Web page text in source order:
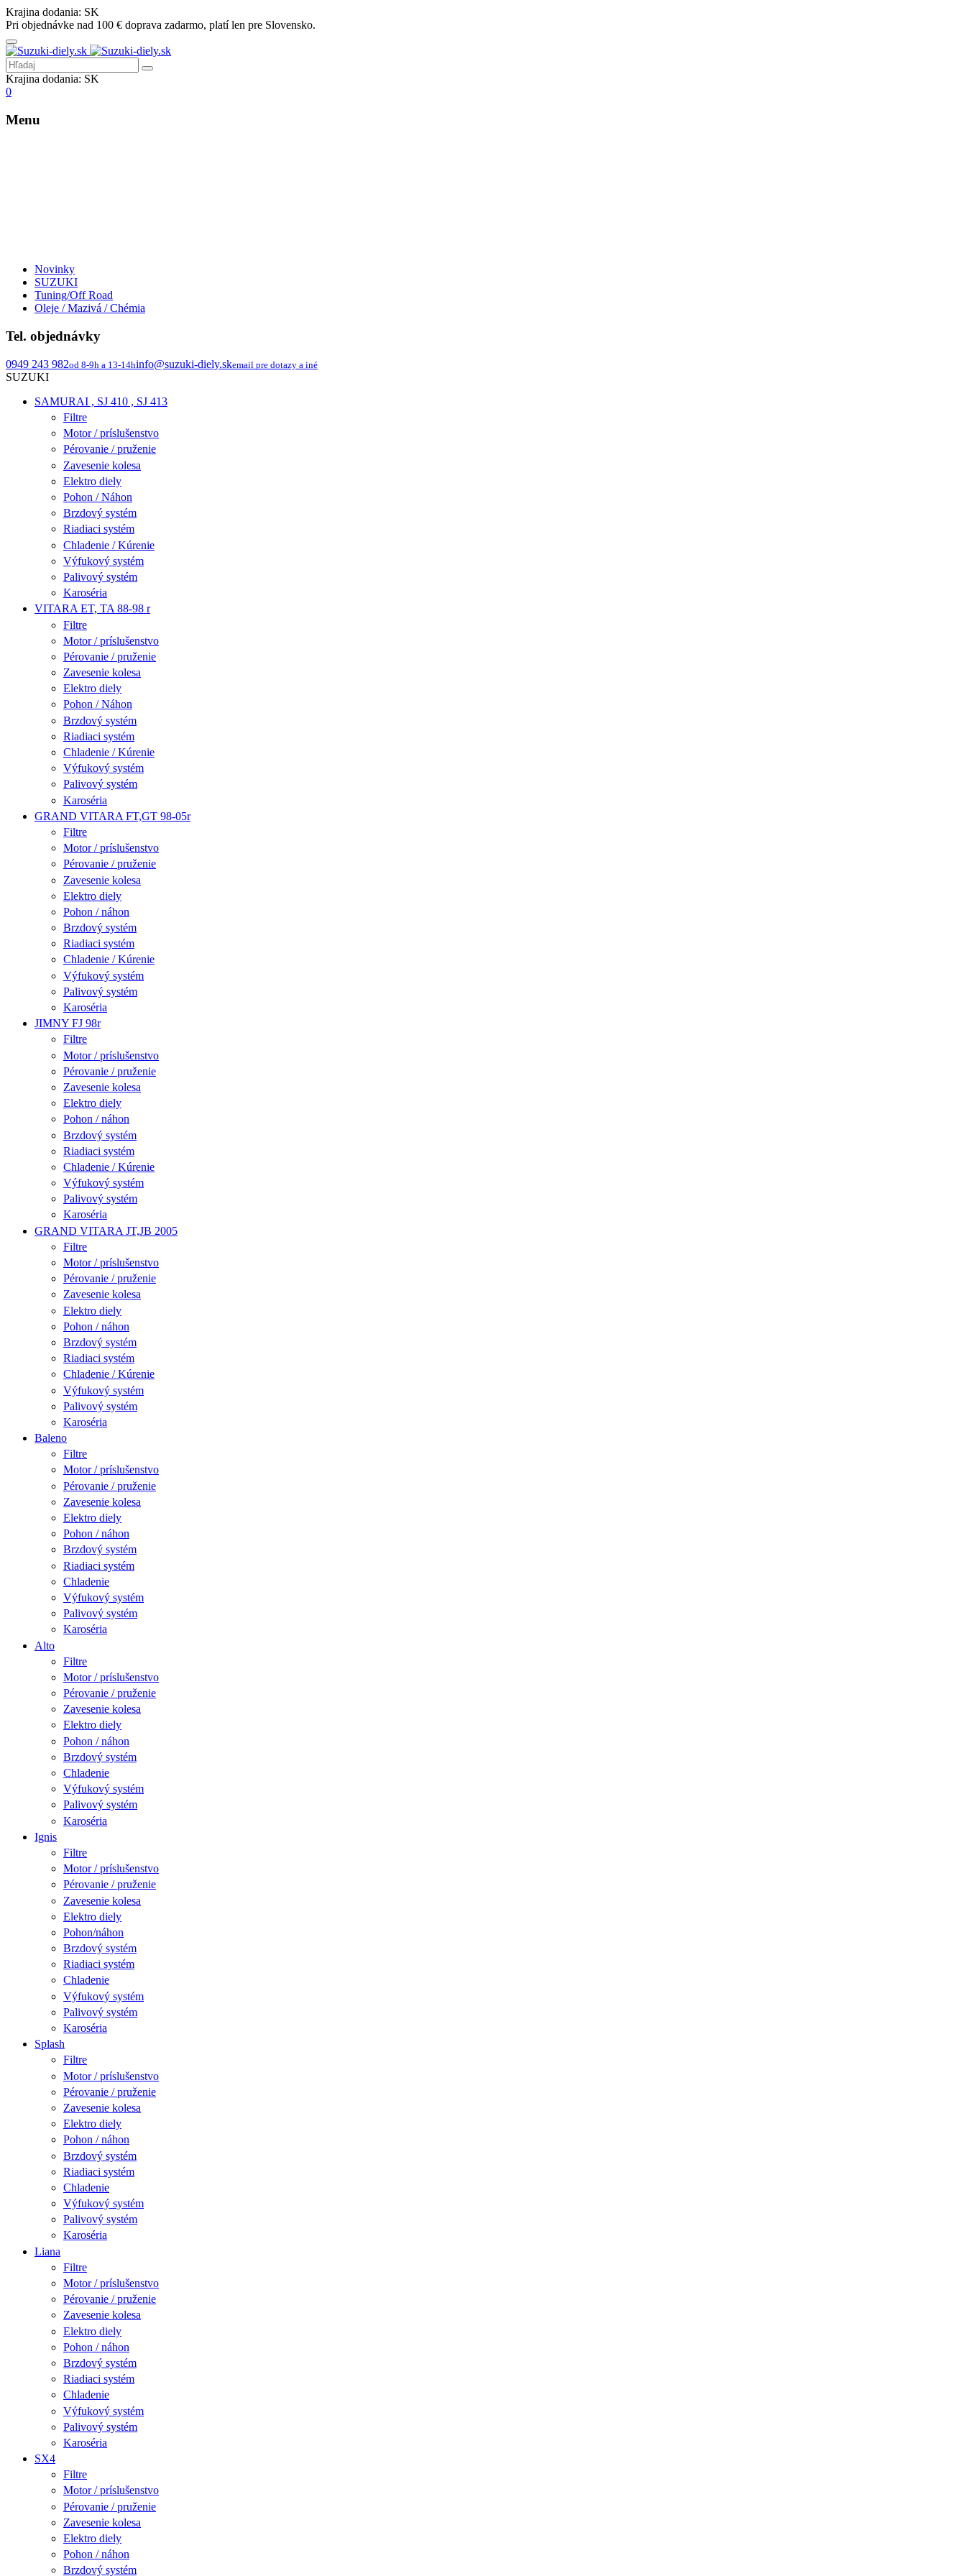
Krajina dodania: SK
Pri objednávke nad 100 € doprava zadarmo, platí len pre Slovensko.
Krajina dodania: SK
0
Menu
Novinky
SUZUKI
Tuning/Off Road
Oleje / Mazivá / Chémia
Tel. objednávky
0949 243 982od 8-9h a 13-14hinfo@suzuki-diely.skemail pre dotazy a iné
SUZUKI
SAMURAI , SJ 410 , SJ 413
Filtre
Motor / príslušenstvo
Pérovanie / pruženie
Zavesenie kolesa
Elektro diely
Pohon / Náhon
Brzdový systém
Riadiaci systém
Chladenie / Kúrenie
Výfukový systém
Palivový systém
Karoséria
VITARA ET, TA 88-98 r
Filtre
Motor / príslušenstvo
Pérovanie / pruženie
Zavesenie kolesa
Elektro diely
Pohon / Náhon
Brzdový systém
Riadiaci systém
Chladenie / Kúrenie
Výfukový systém
Palivový systém
Karoséria
GRAND VITARA FT,GT 98-05r
Filtre
Motor / príslušenstvo
Pérovanie / pruženie
Zavesenie kolesa
Elektro diely
Pohon / náhon
Brzdový systém
Riadiaci systém
Chladenie / Kúrenie
Výfukový systém
Palivový systém
Karoséria
JIMNY FJ 98r
Filtre
Motor / príslušenstvo
Pérovanie / pruženie
Zavesenie kolesa
Elektro diely
Pohon / náhon
Brzdový systém
Riadiaci systém
Chladenie / Kúrenie
Výfukový systém
Palivový systém
Karoséria
GRAND VITARA JT,JB 2005
Filtre
Motor / príslušenstvo
Pérovanie / pruženie
Zavesenie kolesa
Elektro diely
Pohon / náhon
Brzdový systém
Riadiaci systém
Chladenie / Kúrenie
Výfukový systém
Palivový systém
Karoséria
Baleno
Filtre
Motor / príslušenstvo
Pérovanie / pruženie
Zavesenie kolesa
Elektro diely
Pohon / náhon
Brzdový systém
Riadiaci systém
Chladenie
Výfukový systém
Palivový systém
Karoséria
Alto
Filtre
Motor / príslušenstvo
Pérovanie / pruženie
Zavesenie kolesa
Elektro diely
Pohon / náhon
Brzdový systém
Chladenie
Výfukový systém
Palivový systém
Karoséria
Ignis
Filtre
Motor / príslušenstvo
Pérovanie / pruženie
Zavesenie kolesa
Elektro diely
Pohon/náhon
Brzdový systém
Riadiaci systém
Chladenie
Výfukový systém
Palivový systém
Karoséria
Splash
Filtre
Motor / príslušenstvo
Pérovanie / pruženie
Zavesenie kolesa
Elektro diely
Pohon / náhon
Brzdový systém
Riadiaci systém
Chladenie
Výfukový systém
Palivový systém
Karoséria
Liana
Filtre
Motor / príslušenstvo
Pérovanie / pruženie
Zavesenie kolesa
Elektro diely
Pohon / náhon
Brzdový systém
Riadiaci systém
Chladenie
Výfukový systém
Palivový systém
Karoséria
SX4
Filtre
Motor / príslušenstvo
Pérovanie / pruženie
Zavesenie kolesa
Elektro diely
Pohon / náhon
Brzdový systém